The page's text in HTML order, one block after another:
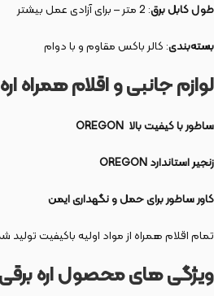
طول کابل برق: 2 متر – برای آزادی عمل بیشتر
بسته‌بندی: کالر باکس مقاوم و با دوام
لوازم جانبی و اقلام همراه اره برقی 2400 وات 40
ساطور با کیفیت بالا OREGON
زنجیر استاندارد OREGON
کاور ساطور برای حمل و نگهداری ایمن
تمام اقلام همراه از مواد اولیه باکیفیت
ویژگی های محصول اره برقی 2400 وات 40 سانت مدل 3924